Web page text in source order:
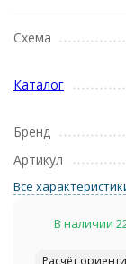
Схема
Каталог
Бренд
Артикул
Все
В наличии
Расчёт